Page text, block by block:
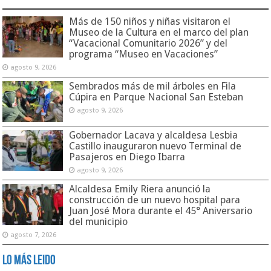
Más de 150 niños y niñas visitaron el
Museo de la Cultura en el marco del plan
“Vacacional Comunitario 2026” y del
programa “Museo en Vacaciones”
agosto 9, 2026
Sembrados más de mil árboles en Fila
Cúpira en Parque Nacional San Esteban
agosto 9, 2026
Gobernador Lacava y alcaldesa Lesbia
Castillo inauguraron nuevo Terminal de
Pasajeros en Diego Ibarra
agosto 9, 2026
Alcaldesa Emily Riera anunció la
construcción de un nuevo hospital para
Juan José Mora durante el 45° Aniversario
del municipio
agosto 7, 2026
Lo Más Leido